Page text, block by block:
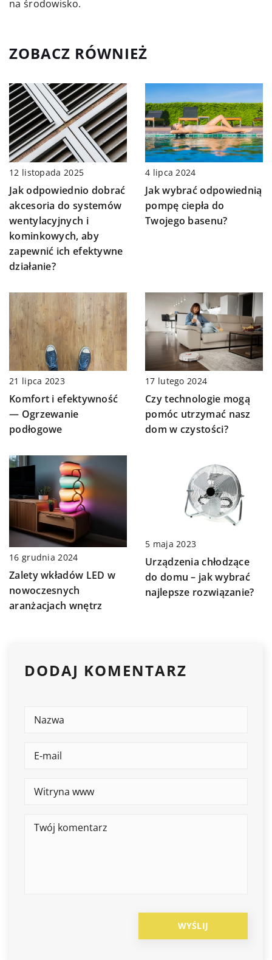
na środowisko.
ZOBACZ RÓWNIEŻ
12 listopada 2025
Jak odpowiednio dobrać
akcesoria do systemów
wentylacyjnych i
kominkowych, aby
zapewnić ich efektywne
działanie?
4 lipca 2024
Jak wybrać odpowiednią
pompę ciepła do
Twojego basenu?
21 lipca 2023
Komfort i efektywność
— Ogrzewanie
podłogowe
17 lutego 2024
Czy technologie mogą
pomóc utrzymać nasz
dom w czystości?
16 grudnia 2024
Zalety wkładów LED w
nowoczesnych
aranżacjach wnętrz
5 maja 2023
Urządzenia chłodzące
do domu – jak wybrać
najlepsze rozwiązanie?
DODAJ KOMENTARZ